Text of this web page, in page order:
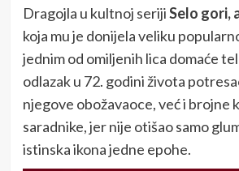
Dragojla u kultnoj serijiSelo gori,
koja mu je donijela veliku
jednim od omiljenih lica domaće
odlazak u 72. godini života
njegove obožavaoce, već i brojne
saradnike, jer nije otišao samo
istinska ikona jedne epohe.